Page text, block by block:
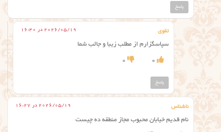
پاسخ
تقوی 2026/05/19 در 16:40
سپاسگزارم از مطلب زیبا و جالب شما
0
0
پاسخ
ناشناس 2026/05/19 در 16:27
نام قدیم خیابان محبوب مجاز منطقه ده چیست